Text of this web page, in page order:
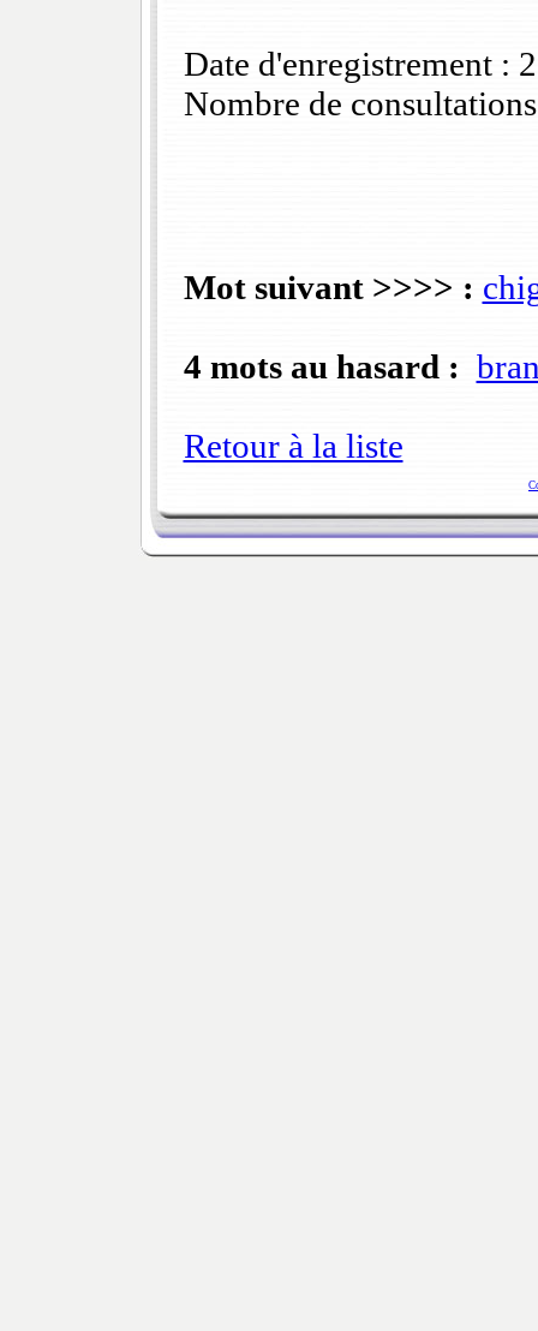
Date d'enregistrement :
Nombre de
Mot suivant >>>> :
4 mots au hasard :
Retour à la liste